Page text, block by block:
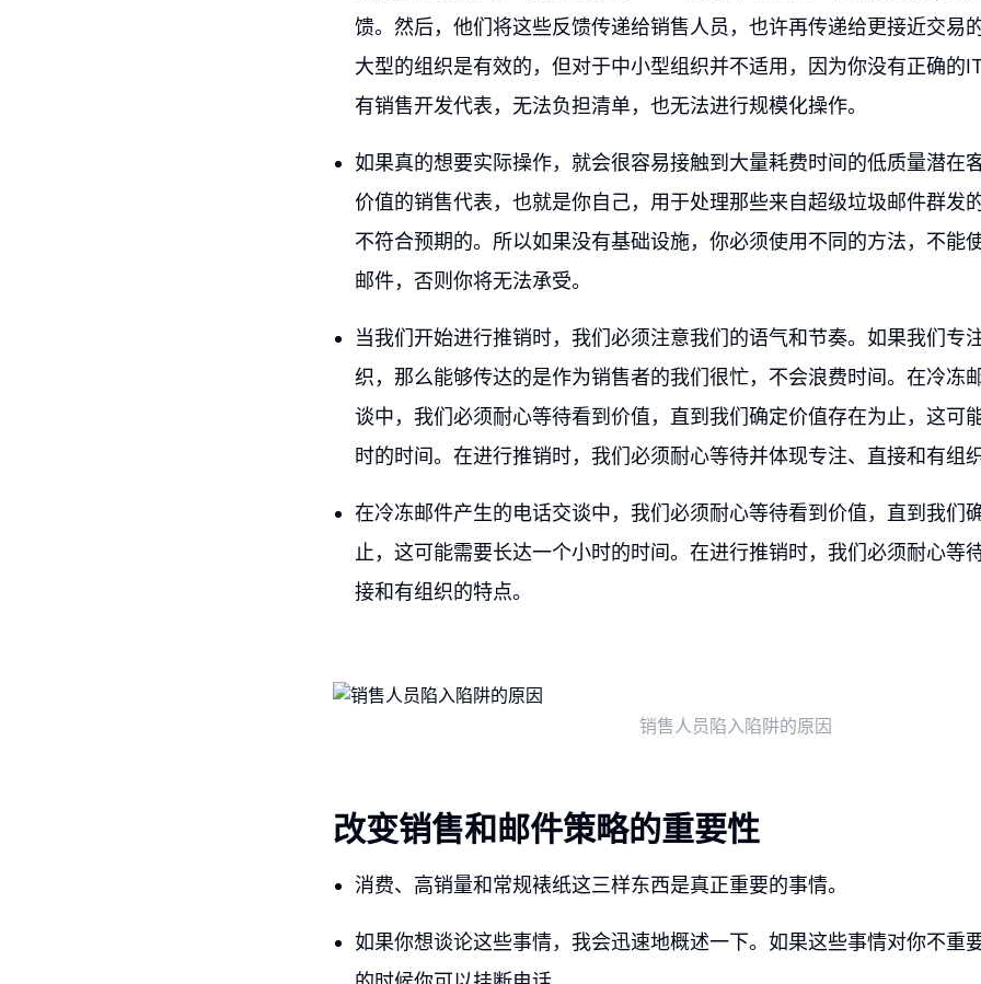
馈。然后，他们将这些反馈传递给销售人员，也许再传递给更接近交易
大型的组织是有效的，但对于中小型组织并不适用，因为你没有正确的
有销售开发代表，无法负担清单，也无法进行规模化操作。
如果真的想要实际操作，就会很容易接触到大量耗费时间的低质量潜在
价值的销售代表，也就是你自己，用于处理那些来自超级垃圾邮件群发
不符合预期的。所以如果没有基础设施，你必须使用不同的方法，不能
邮件，否则你将无法承受。
当我们开始进行推销时，我们必须注意我们的语气和节奏。如果我们专
织，那么能够传达的是作为销售者的我们很忙，不会浪费时间。在冷冻
谈中，我们必须耐心等待看到价值，直到我们确定价值存在为止，这可
时的时间。在进行推销时，我们必须耐心等待并体现专注、直接和有组织
在冷冻邮件产生的电话交谈中，我们必须耐心等待看到价值，直到我们
止，这可能需要长达一个小时的时间。在进行推销时，我们必须耐心等
接和有组织的特点。
销售人员陷入陷阱的原因
改变销售和邮件策略的重要性
消费、高销量和常规裱纸这三样东西是真正重要的事情。
如果你想谈论这些事情，我会迅速地概述一下。如果这些事情对你不重